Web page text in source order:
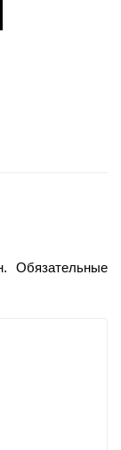
Обязательные